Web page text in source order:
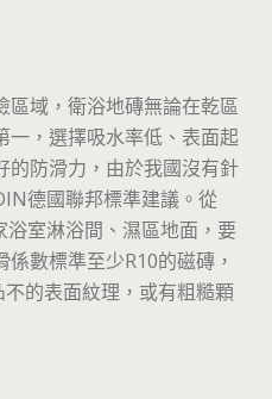
區域，衛浴地磚無論在乾區
一，選擇吸水率低、表面起
的防滑力，由於我國沒有針
德國聯邦標準建議。從
室淋浴間、濕區地面，要
數標準至少R10的磁磚，
的表面紋理，或有粗糙顆